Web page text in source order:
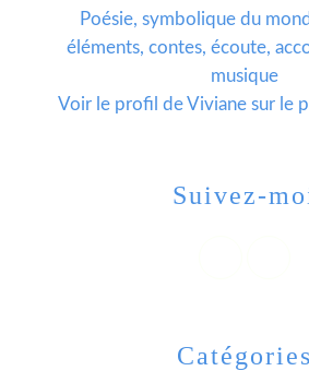
Catégories
Poésie, symbolique du
éléments, contes, écoute,
musique
Voir le profil deVivianesur le
Suivez-